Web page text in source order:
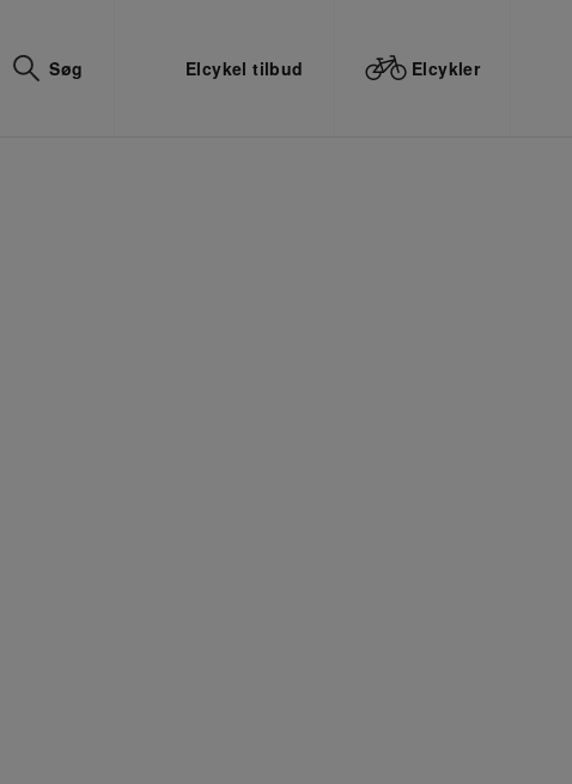
Elcykler
Elcykel tilbud
Søg